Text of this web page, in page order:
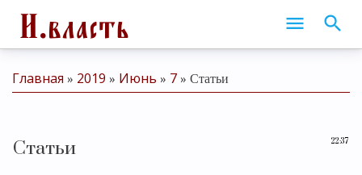
Главная » 2019 » Июнь » 7 » Статьи
22:37
Статьи